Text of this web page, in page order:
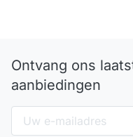
Ontvang ons
aanbiedingen